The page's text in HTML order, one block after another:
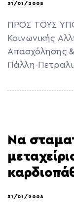
31/01/2008
ΠΡΟΣ ΤΟΥΣ
Κοινωνικής
Απασχόλησης
Πάλλη-
Να
31/01/2008